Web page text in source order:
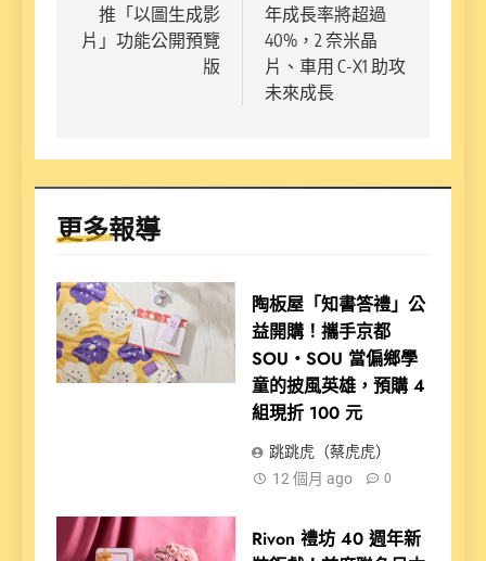
覽推「以圖生成影
片」功能公開預覽
版
年成長率將超過
40%，2 奈米晶
片、車用 C-X1 助攻
未來成長
更多報導
陶板屋「知書答禮」公
益開購！攜手京都
SOU・SOU 當偏鄉學
童的披風英雄，預購 4
組現折 100 元
跳跳虎（蔡虎虎）
12 個月 ago
0
Rivon 禮坊 40 週年新